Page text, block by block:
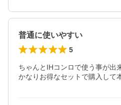
普通に使いやすい
5
ちゃんとIHコンロで使う事が出
かなりお得なセットで購入して